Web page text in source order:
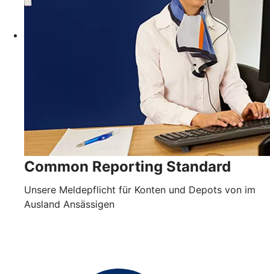
Common Reporting Standard
Unsere Meldepflicht für Konten und Depots von im
Ausland Ansässigen